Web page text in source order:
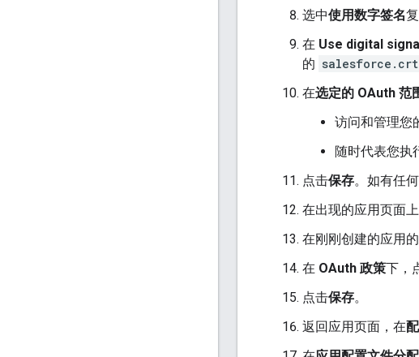
选中使用数字签名
在 Use digital
的 salesforce.crt
在选定的 OAuth 范
访问和管理您
随时代表您执
点击保存。如有任
在出现的应用页面
在刚刚创建的应用
在 OAuth 政策下，
点击保存。
返回应用页面，在